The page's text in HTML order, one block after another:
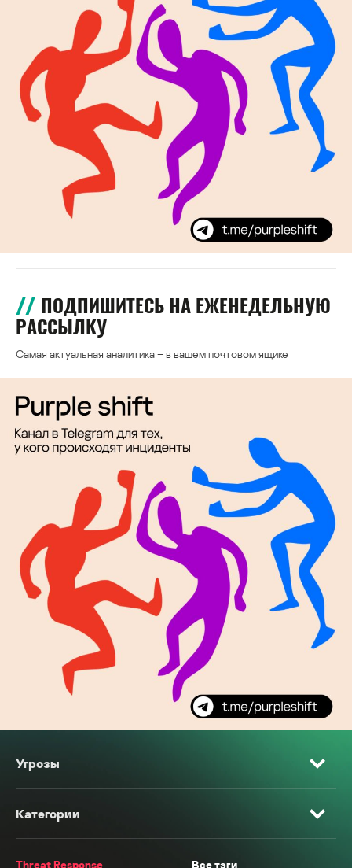
ПОДПИШИТЕСЬ НА ЕЖЕНЕДЕЛЬНУЮ
РАССЫЛКУ
Самая актуальная аналитика – в вашем почтовом ящике
Угрозы
Категории
Threat Response Все тэги